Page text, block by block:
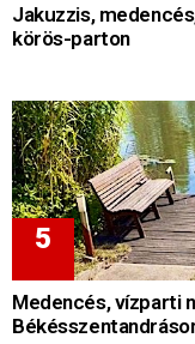
Jakuzzis,
körös-parton
Medencés, vízparti